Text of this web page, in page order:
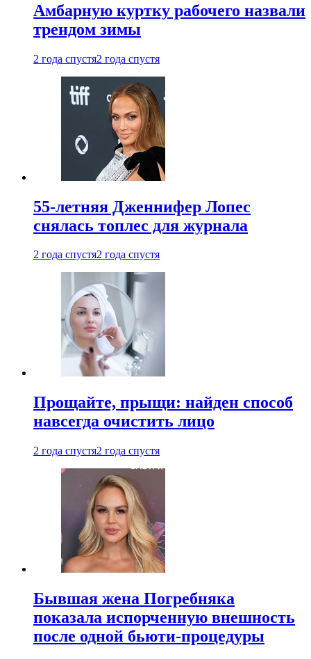
Амбарную куртку рабочего назвали
трендом зимы
2 года спустя2 года спустя
55-летняя Дженнифер Лопес
снялась топлес для журнала
2 года спустя2 года спустя
Прощайте, прыщи: найден способ
навсегда очистить лицо
2 года спустя2 года спустя
Бывшая жена Погребняка
показала испорченную внешность
после одной бьюти-процедуры